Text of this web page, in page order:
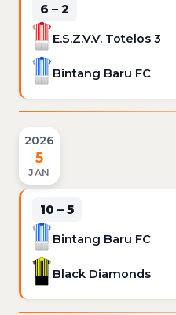
6 – 2
E.S.Z.V.V. Totelos 3
Bintang Baru FC
2026
5
JAN
10 – 5
Bintang Baru FC
Black Diamonds